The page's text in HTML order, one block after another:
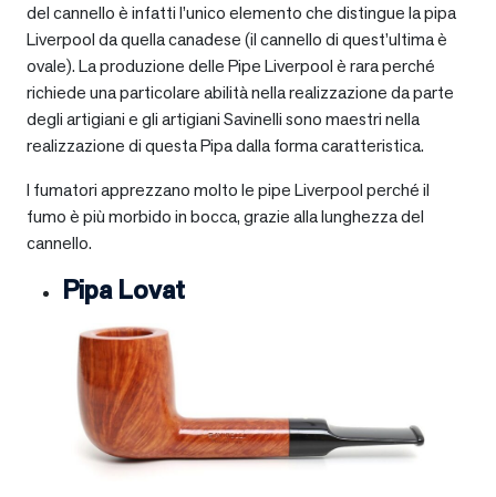
del cannello è infatti l’unico elemento che distingue la pipa
Liverpool da quella canadese (il cannello di quest’ultima è
ovale). La produzione delle Pipe Liverpool è rara perché
richiede una particolare abilità nella realizzazione da parte
degli artigiani e gli artigiani Savinelli sono maestri nella
realizzazione di questa Pipa dalla forma caratteristica.
I fumatori apprezzano molto le pipe Liverpool perché il
fumo è più morbido in bocca, grazie alla lunghezza del
cannello.
Pipa Lovat